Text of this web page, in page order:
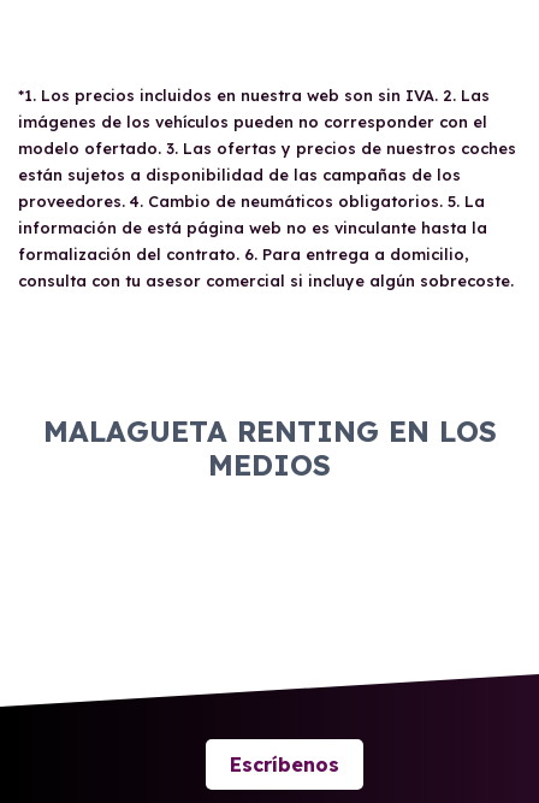
*1. Los precios incluidos en nuestra web son sin IVA. 2. Las
imágenes de los vehículos pueden no corresponder con el
modelo ofertado. 3. Las ofertas y precios de nuestros coches
están sujetos a disponibilidad de las campañas de los
proveedores. 4. Cambio de neumáticos obligatorios. 5. La
información de está página web no es vinculante hasta la
formalización del contrato. 6. Para entrega a domicilio,
consulta con tu asesor comercial si incluye algún sobrecoste.
MALAGUETA RENTING EN LOS
MEDIOS
Escríbenos